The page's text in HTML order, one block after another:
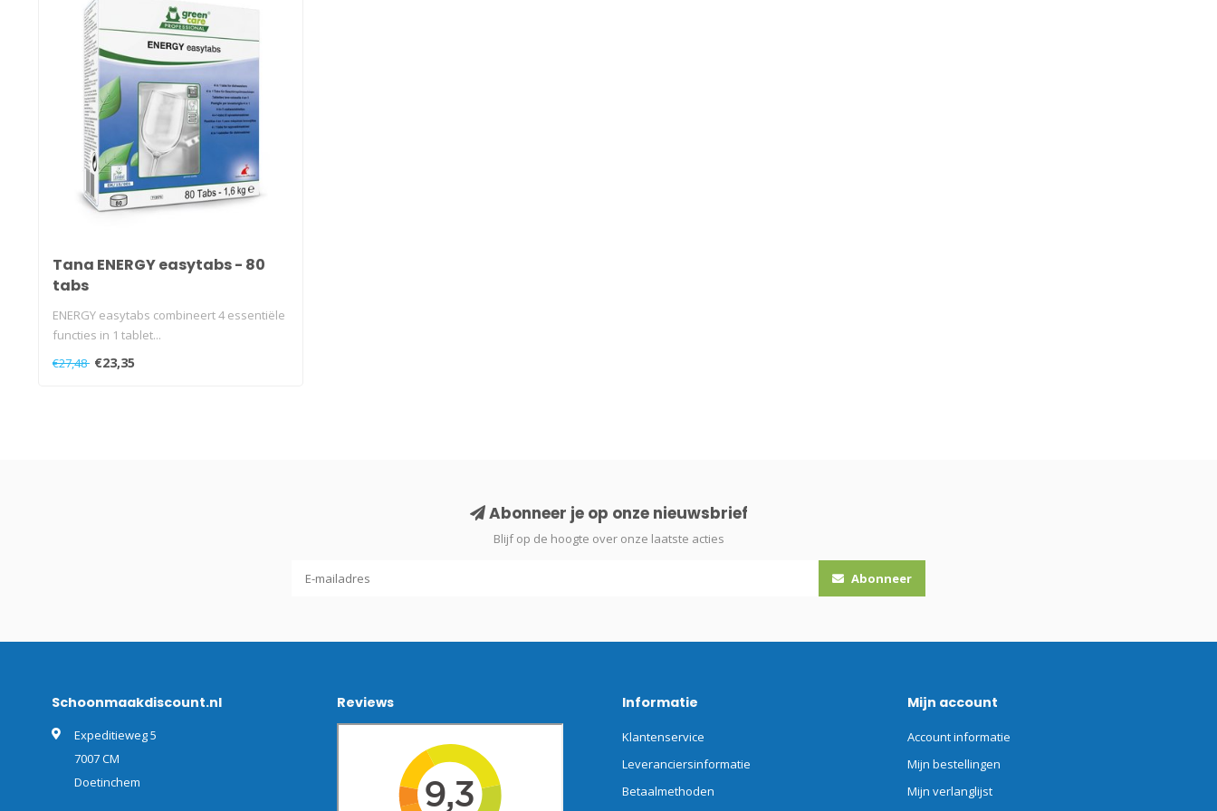
Tana ENERGY easytabs - 80
tabs
ENERGY easytabs combineert 4 essentiële
functies in 1 tablet...
€27,48 €23,35
Abonneer je op onze nieuwsbrief
Blijf op de hoogte over onze laatste acties
Abonneer
Schoonmaakdiscount.nl
Expeditieweg 5
7007 CM
Doetinchem
Reviews Informatie
Klantenservice
Leveranciersinformatie
Betaalmethoden
Mijn account
Account informatie
Mijn bestellingen
Mijn verlanglijst